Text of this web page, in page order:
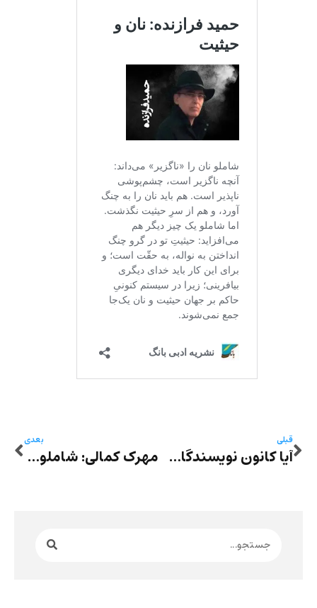
قبلی
آیا کانون نویسندگان ایران باید در مسائل صنفی ورود کند؟ حسین آتش‌پرور و حافظ موسوی در میزگرد رادیو زمانه پاسخ می‌دهند
بعدی
مهرک کمالی: شاملو، ضحاک و رد پای اساطیر